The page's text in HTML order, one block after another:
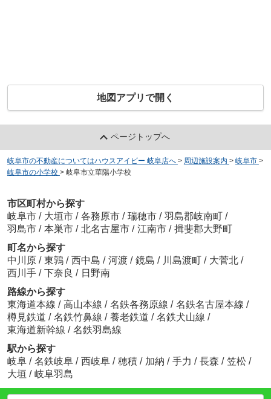
地図アプリで開く
ページトップへ
岐阜市の不動産についてはハウスアイビー 岐阜店へ > 周辺施設案内 > 岐阜市 >
岐阜市の小学校 > 岐阜市立華陽小学校
市区町村から探す
岐阜市 / 大垣市 / 各務原市 / 瑞穂市 / 羽島郡岐南町 /
羽島市 / 本巣市 / 北名古屋市 / 江南市 / 揖斐郡大野町
町名から探す
中川原 / 東鶉 / 西中島 / 河渡 / 鏡島 / 川島渡町 / 大菅北 /
西川手 / 下奈良 / 日野南
路線から探す
東海道本線 / 高山本線 / 名鉄各務原線 / 名鉄名古屋本線 /
樽見鉄道 / 名鉄竹鼻線 / 養老鉄道 / 名鉄犬山線 /
東海道新幹線 / 名鉄羽島線
駅から探す
岐阜 / 名鉄岐阜 / 西岐阜 / 穂積 / 加納 / 手力 / 長森 / 笠松 /
大垣 / 岐阜羽島